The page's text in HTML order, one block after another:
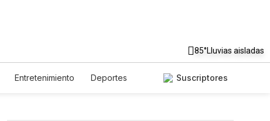
85°Lluvias aisladas
Entretenimiento
Deportes
Suscriptores